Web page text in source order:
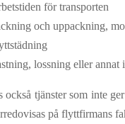
för transporten
och uppackning,
lossning eller annat
också tjänster som inte
på flyttfirmans